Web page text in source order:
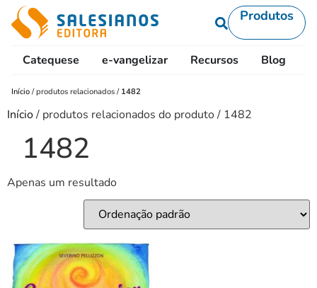
Produtos
Catequese e-vangelizar Recursos Blog
Início /produtos relacionados / 1482
Início/ produtos relacionados do produto / 1482
1482
Apenas um resultado